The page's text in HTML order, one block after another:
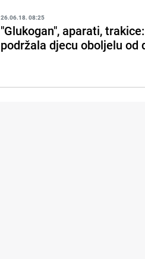
26.06.18. 08:25
"Glukogan", aparati,
podržala djecu oboljelu od